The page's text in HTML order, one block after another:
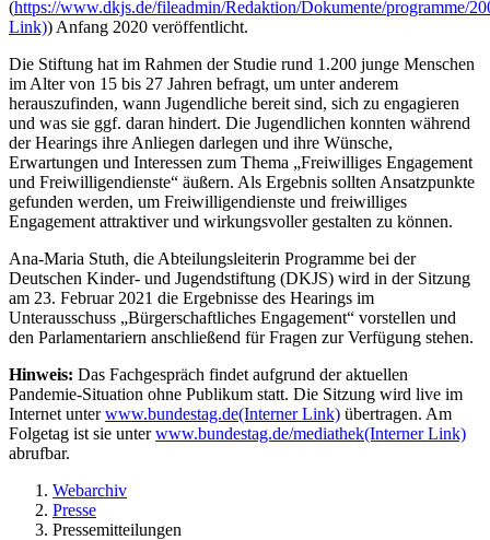
(https://www.dkjs.de/fileadmin/Redaktion/Dokumente/programme/
Link)) Anfang 2020 veröffentlicht.
Die Stiftung hat im Rahmen der Studie rund 1.200 junge Menschen
im Alter von 15 bis 27 Jahren befragt, um unter anderem
herauszufinden, wann Jugendliche bereit sind, sich zu engagieren
und was sie ggf. daran hindert. Die Jugendlichen konnten während
der Hearings ihre Anliegen darlegen und ihre Wünsche,
Erwartungen und Interessen zum Thema „Freiwilliges Engagement
und Freiwilligendienste“ äußern. Als Ergebnis sollten Ansatzpunkte
gefunden werden, um Freiwilligendienste und freiwilliges
Engagement attraktiver und wirkungsvoller gestalten zu können.
Ana-Maria Stuth, die Abteilungsleiterin Programme bei der
Deutschen Kinder- und Jugendstiftung (DKJS) wird in der Sitzung
am 23. Februar 2021 die Ergebnisse des Hearings im
Unterausschuss „Bürgerschaftliches Engagement“ vorstellen und
den Parlamentariern anschließend für Fragen zur Verfügung stehen.
Hinweis: Das Fachgespräch findet aufgrund der aktuellen
Pandemie-Situation ohne Publikum statt. Die Sitzung wird live im
Internet unterwww.bundestag.de(Interner Link) übertragen. Am
Folgetag ist sie unterwww.bundestag.de/mediathek(Interner Link)
abrufbar.
Webarchiv
Presse
Pressemitteilungen